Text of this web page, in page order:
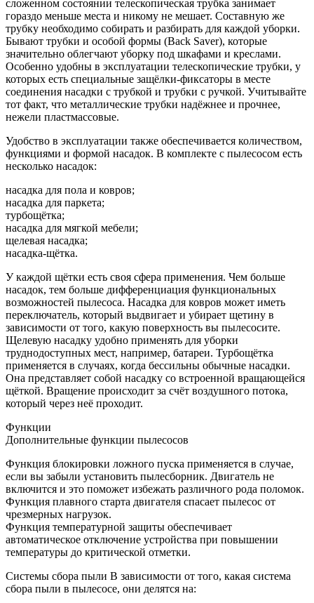
сложенном состоянии телескопическая трубка занимает
гораздо меньше места и никому не мешает. Составную же
трубку необходимо собирать и разбирать для каждой уборки.
Бывают трубки и особой формы (Back Saver), которые
значительно облегчают уборку под шкафами и креслами.
Особенно удобны в эксплуатации телескопические трубки, у
которых есть специальные защёлки-фиксаторы в месте
соединения насадки с трубкой и трубки с ручкой. Учитывайте
тот факт, что металлические трубки надёжнее и прочнее,
нежели пластмассовые.
Удобство в эксплуатации также обеспечивается количеством,
функциями и формой насадок. В комплекте с пылесосом есть
несколько насадок:
насадка для пола и ковров;
насадка для паркета;
турбощётка;
насадка для мягкой мебели;
щелевая насадка;
насадка-щётка.
У каждой щётки есть своя сфера применения. Чем больше
насадок, тем больше дифференциация функциональных
возможностей пылесоса. Насадка для ковров может иметь
переключатель, который выдвигает и убирает щетину в
зависимости от того, какую поверхность вы пылесосите.
Щелевую насадку удобно применять для уборки
труднодоступных мест, например, батареи. Турбощётка
применяется в случаях, когда бессильны обычные насадки.
Она представляет собой насадку со встроенной вращающейся
щёткой. Вращение происходит за счёт воздушного потока,
который через неё проходит.
Функции
Дополнительные функции пылесосов
Функция блокировки ложного пуска применяется в случае,
если вы забыли установить пылесборник. Двигатель не
включится и это поможет избежать различного рода поломок.
Функция плавного старта двигателя спасает пылесос от
чрезмерных нагрузок.
Функция температурной защиты обеспечивает
автоматическое отключение устройства при повышении
температуры до критической отметки.
Системы сбора пыли В зависимости от того, какая система
сбора пыли в пылесосе, они делятся на: